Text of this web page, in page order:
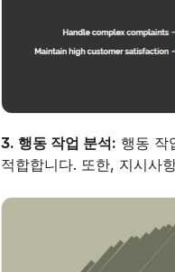
3. 행동 작업 분석: 행동 작
적합합니다. 또한, 지시사